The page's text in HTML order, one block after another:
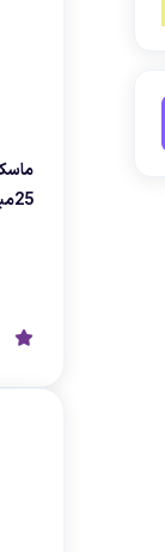
25میل مناسب پوست نرمال تا خشک